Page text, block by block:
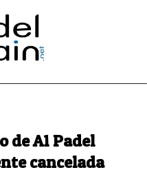
de A1 Padel
cancelada